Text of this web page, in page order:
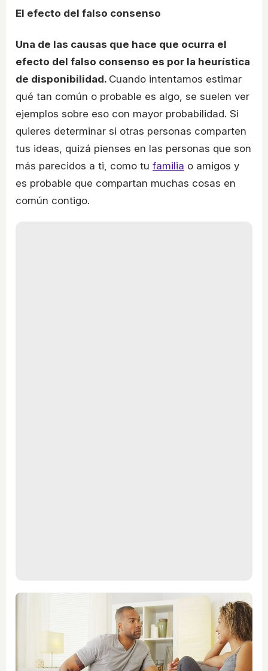
El efecto del falso consenso
Una de las causas que hace que ocurra el
efecto del falso consenso es por la heurística
de disponibilidad. Cuando intentamos estimar
qué tan común o probable es algo, se suelen ver
ejemplos sobre eso con mayor probabilidad. Si
quieres determinar si otras personas comparten
tus ideas, quizá pienses en las personas que son
más parecidos a ti, como tu familia o amigos y
es probable que compartan muchas cosas en
común contigo.